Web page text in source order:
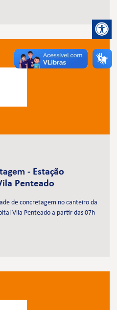
- Estação
Penteado
de concretagem no canteiro da
Vila Penteado a partir das 07h